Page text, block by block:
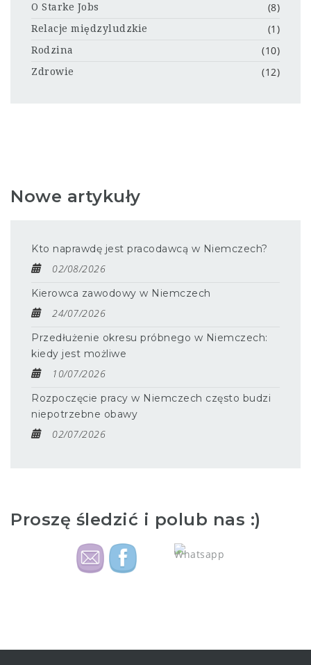
O Starke Jobs (8)
Relacje międzyludzkie (1)
Rodzina (10)
Zdrowie (12)
Nowe artykuły
Kto naprawdę jest pracodawcą w Niemczech?
02/08/2026
Kierowca zawodowy w Niemczech
24/07/2026
Przedłużenie okresu próbnego w Niemczech:
kiedy jest możliwe
10/07/2026
Rozpoczęcie pracy w Niemczech często budzi
niepotrzebne obawy
02/07/2026
Proszę śledzić i polub nas :)